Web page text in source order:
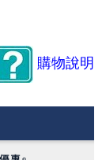
購物說明